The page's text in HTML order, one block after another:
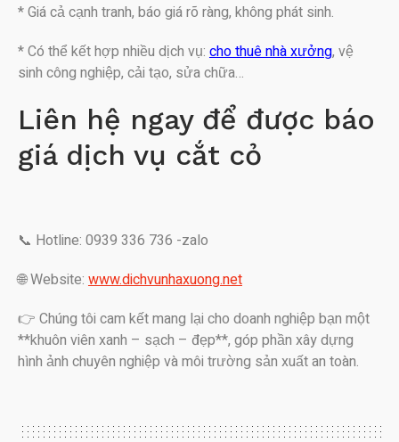
* Giá cả cạnh tranh, báo giá rõ ràng, không phát sinh.
* Có thể kết hợp nhiều dịch vụ: cho thuê nhà xưởng, vệ
sinh công nghiệp, cải tạo, sửa chữa…
Liên hệ ngay để được báo
giá dịch vụ cắt cỏ
📞 Hotline: 0939 336 736 -zalo
🌐 Website: www.dichvunhaxuong.net
👉 Chúng tôi cam kết mang lại cho doanh nghiệp bạn một
**khuôn viên xanh – sạch – đẹp**, góp phần xây dựng
hình ảnh chuyên nghiệp và môi trường sản xuất an toàn.